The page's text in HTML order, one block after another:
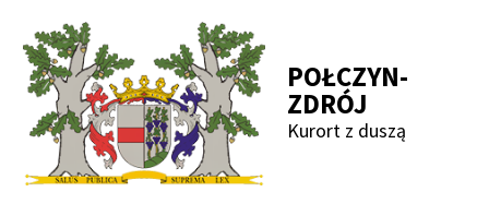
Przejdź
do
menu
Przejdź
do
treści
Przejdź
do
wyszukiwania
Przejdź
do
stopki
POŁCZYN-
ZDRÓJ
Kurort z duszą